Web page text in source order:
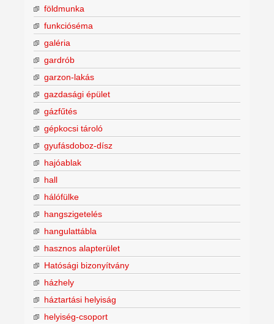
földmunka
funkcióséma
galéria
gardrób
garzon-lakás
gazdasági épület
gázfűtés
gépkocsi tároló
gyufásdoboz-dísz
hajóablak
hall
hálófülke
hangszigetelés
hangulattábla
hasznos alapterület
Hatósági bizonyítvány
házhely
háztartási helyiság
helyiség-csoport